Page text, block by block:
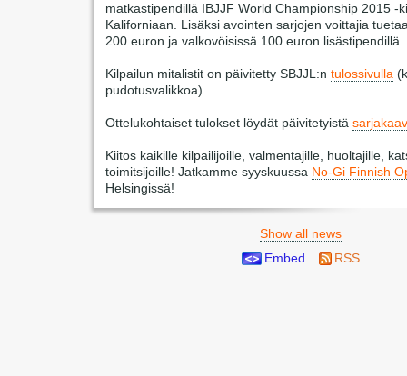
matkastipendillä IBJJF World Championship 2015 -
Kaliforniaan. Lisäksi avointen sarjojen voittajia
200 euron ja valkovöisissä 100 euron lisästipendillä.
Kilpailun mitalistit on päivitetty SBJJL:n tulossivulla
pudotusvalikkoa).
Ottelukohtaiset tulokset löydät päivitetyistä
Kiitos kaikille kilpailijoille, valmentajille, huoltajille,
toimitsijoille! Jatkamme syyskuussa No-Gi Finnish
Helsingissä!
Show all news
Embed
RSS